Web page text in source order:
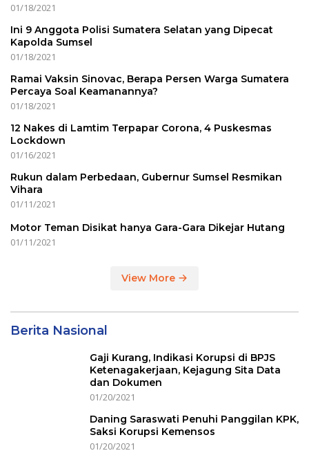
01/18/2021
Ini 9 Anggota Polisi Sumatera Selatan yang Dipecat
Kapolda Sumsel
01/18/2021
Ramai Vaksin Sinovac, Berapa Persen Warga Sumatera
Percaya Soal Keamanannya?
01/18/2021
12 Nakes di Lamtim Terpapar Corona, 4 Puskesmas
Lockdown
01/16/2021
Rukun dalam Perbedaan, Gubernur Sumsel Resmikan
Vihara
01/11/2021
Motor Teman Disikat hanya Gara-Gara Dikejar Hutang
01/11/2021
View More
Berita Nasional
Gaji Kurang, Indikasi Korupsi di BPJS
Ketenagakerjaan, Kejagung Sita Data
dan Dokumen
01/20/2021
Daning Saraswati Penuhi Panggilan KPK,
Saksi Korupsi Kemensos
01/20/2021